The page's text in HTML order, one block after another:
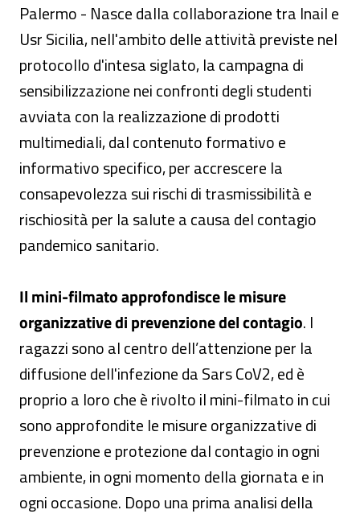
Palermo - Nasce dalla collaborazione tra Inail e
Usr Sicilia, nell'ambito delle attività previste nel
protocollo d'intesa siglato, la campagna di
sensibilizzazione nei confronti degli studenti
avviata con la realizzazione di prodotti
multimediali, dal contenuto formativo e
informativo specifico, per accrescere la
consapevolezza sui rischi di trasmissibilità e
rischiosità per la salute a causa del contagio
pandemico sanitario.
Il mini-filmato approfondisce le misure
organizzative di prevenzione del contagio. I
ragazzi sono al centro dell’attenzione per la
diffusione dell'infezione da Sars CoV2, ed è
proprio a loro che è rivolto il mini-filmato in cui
sono approfondite le misure organizzative di
prevenzione e protezione dal contagio in ogni
ambiente, in ogni momento della giornata e in
ogni occasione. Dopo una prima analisi della